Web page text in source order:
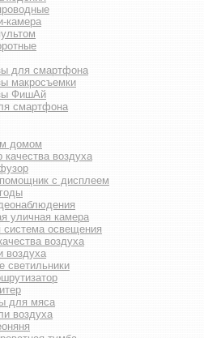
камера
для смартфона
макросъемки
ФишАй
смартфона
домом
качества воздуха
с дисплеем
уличная камера
система освещения
воздуха
воздуха
светильники
для мяса
воздуха